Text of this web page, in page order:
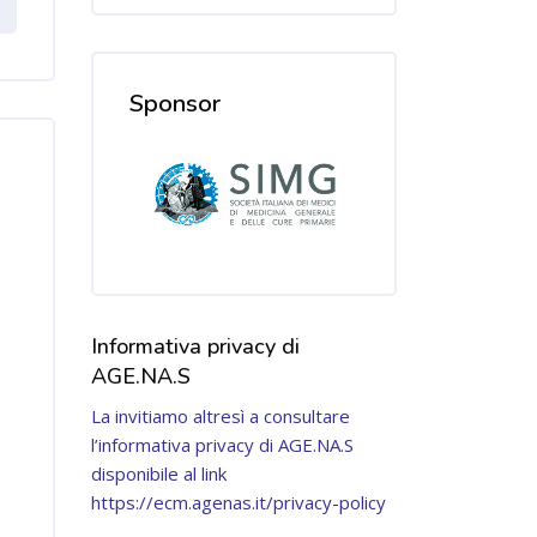
Salta Sponsor
Sponsor
Salta [Cocoon] Custom HTML
Informativa privacy di
AGE.NA.S
La invitiamo altresì a consultare
l’informativa privacy di AGE.NA.S
disponibile al link
https://ecm.agenas.it/privacy-policy